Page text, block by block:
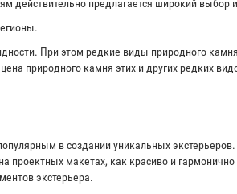
действительно предлагается широкий выбор
При этом редкие виды природного
природного камня этих и других редких
в создании уникальных экстерьеров.
проектных макетах, как красиво и гармонично
экстерьера.